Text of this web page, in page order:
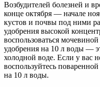
Возбудителей болезней и
конце октября — начале
кустов и почвы под ними
удобрения высокой
воспользоваться
удобрения на 10 л воды —
холодной воде. Если у вас
воспользуйтесь
на 10 л воды.